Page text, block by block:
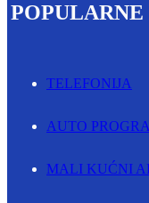
TELEFONIJA
AUTO
MALI KUĆNI